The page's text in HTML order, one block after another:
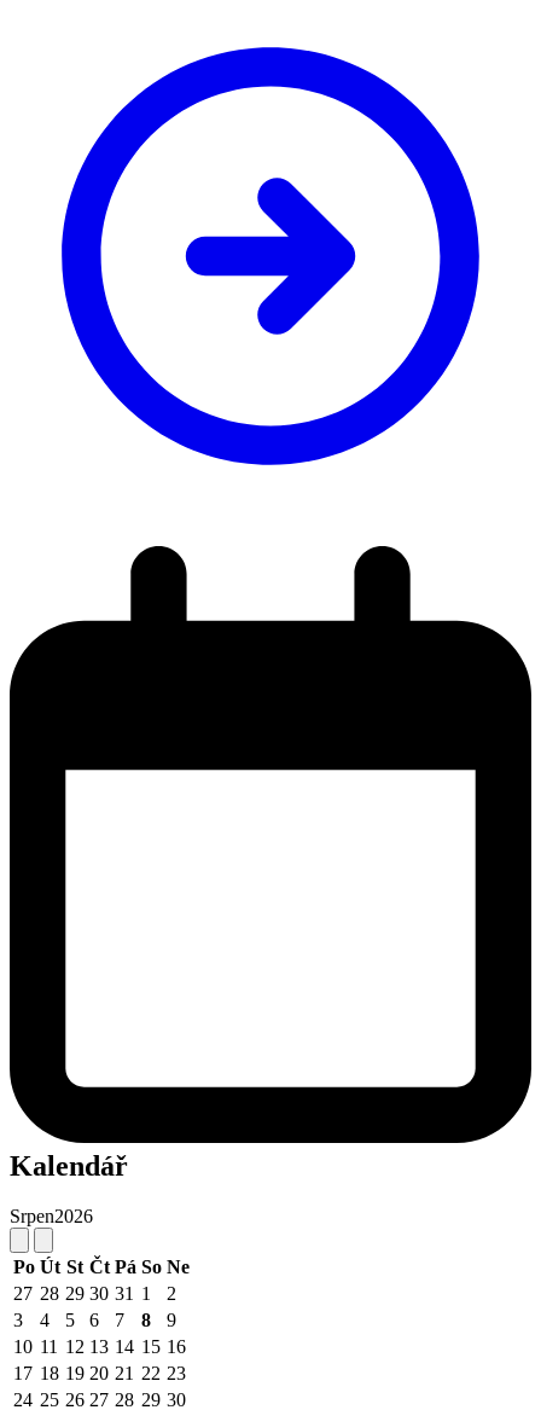
Kalendář
Srpen2026
Po Út St Čt Pá So Ne
27 28 29 30 31 1
2
3
4 5 6 7 8
9
10 11 12 13 14 15 16
17 18 19 20 21 22 23
24 25 26 27 28 29 30